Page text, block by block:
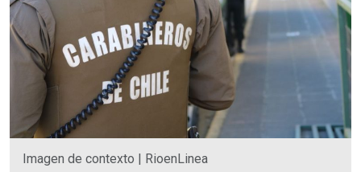
Imagen de contexto | RioenLinea